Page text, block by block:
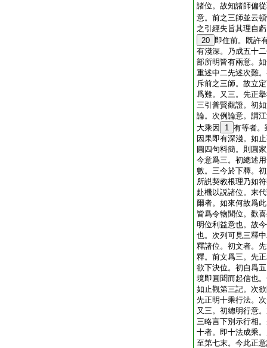
諸位。故知諸師偏
意。前之三師並云
之引經失旨其理自
20 即住前。既許
有淺深。乃成五十
部所明皆有兩意。
重述中二先述次難
斥前之三師。故立
爲難。又三。先正
三引普賢觀證。初
論。次例論意。謂
大乘因
1 有等者。
因果即有深淺。如
圓四句料簡。則圓
今意爲三。初總述
數。三今於下釋。
所説契教根理乃如
赴機以説諸位。末
爾者。如來何故爲
皆爲令物聞位。歡
明位利益意也。故
也。次列可見三釋
釋諸位。初文者。
釋。前文爲三。先
欲下決位。初自爲
境即圓聞而起信也
如止觀第三記。次
先正明十乘行法。
又三。初總明行意
三略言下別示行相
十者。即十法成乘
至第七末。今此正